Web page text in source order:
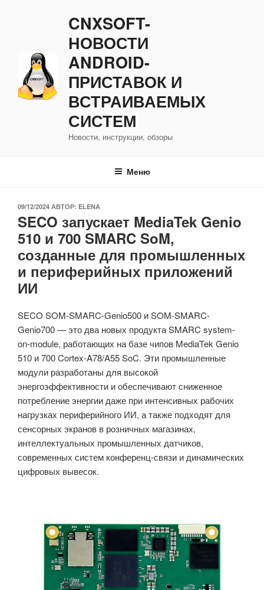
CNXSOFT-
НОВОСТИ
ANDROID-
ПРИСТАВОК И
ВСТРАИВАЕМЫХ
СИСТЕМ
Новости, инструкции, обзоры
Меню
ОПУБЛИКОВАНО
09/12/2024 АВТОР: ELENA
SECO запускает MediaTek Genio
510 и 700 SMARC SoM,
созданные для промышленных
и периферийных приложений
ИИ
SECO SOM-SMARC-Genio500 и SOM-SMARC-
Genio700 — это два новых продукта SMARC system-
on-module, работающих на базе чипов MediaTek Genio
510 и 700 Cortex-A78/A55 SoC. Эти промышленные
модули разработаны для высокой
энергоэффективности и обеспечивают сниженное
потребление энергии даже при интенсивных рабочих
нагрузках периферийного ИИ, а также подходят для
сенсорных экранов в розничных магазинах,
интеллектуальных промышленных датчиков,
современных систем конференц-связи и динамических
цифровых вывесок.